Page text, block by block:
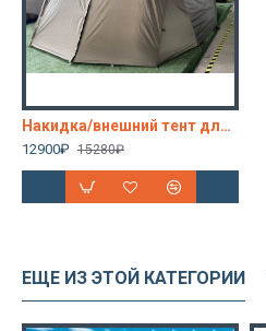
Накидка/внешний тент для карповой палатки CW 4050
12900₽ 15280₽
ЕЩЕ ИЗ ЭТОЙ КАТЕГОРИИ